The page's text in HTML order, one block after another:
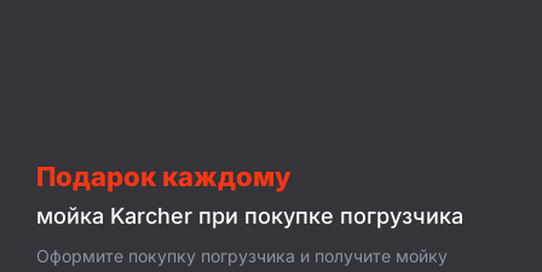
Подарок каждому
мойка Karcher при покупке погрузчика
Оформите покупку погрузчика и получите мойку